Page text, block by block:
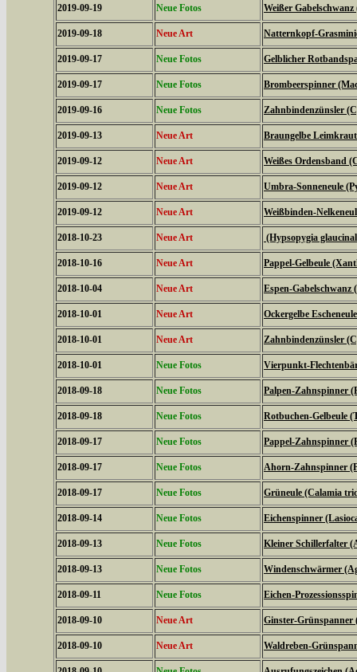
2019-09-19 Neue Fotos Weißer
2019-09-18 Neue Art Natternkopf-
2019-09-17 Neue Fotos Gelblicher
2019-09-17 Neue Fotos Brombeerspinner
2019-09-16 Neue Fotos Zahnbindenzünsler
2019-09-13 Neue Art Braungelbe
2019-09-12 Neue Art Weißes Ordensband
2019-09-12 Neue Art Umbra-Sonneneule
2019-09-12 Neue Art Weißbinden-
2018-10-23 Neue Art (Hypsopygia
2018-10-16 Neue Art Pappel-Gelbeule
2018-10-04 Neue Art Espen-Gabelschwanz
2018-10-01 Neue Art Ockergelbe
2018-10-01 Neue Art Zahnbindenzünsler
2018-10-01 Neue Fotos Vierpunkt-
2018-09-18 Neue Fotos Palpen-Zahnspinner
2018-09-18 Neue Fotos Rotbuchen-Gelbeule
2018-09-17 Neue Fotos Pappel-Zahnspinner
2018-09-17 Neue Fotos Ahorn-Zahnspinner
2018-09-17 Neue Fotos Grüneule (Calamia
2018-09-14 Neue Fotos Eichenspinner
2018-09-13 Neue Fotos Kleiner Schillerfalter
2018-09-13 Neue Fotos Windenschwärmer
2018-09-11 Neue Fotos Eichen-
2018-09-10 Neue Art Ginster-Grünspanner
2018-09-10 Neue Art Waldreben-